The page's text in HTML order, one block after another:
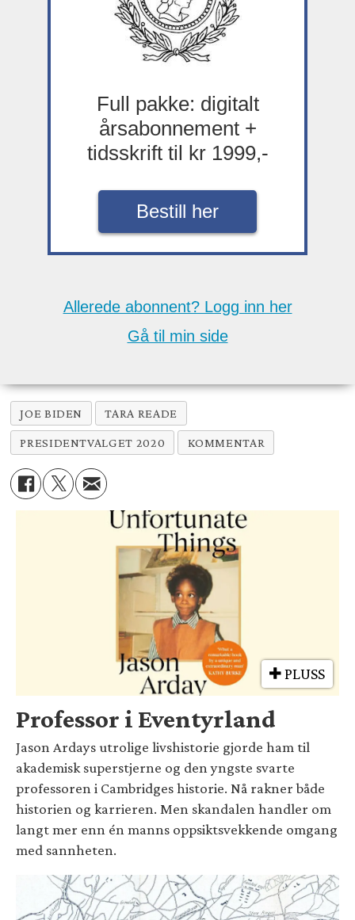
Full pakke: digitalt
årsabonnement +
tidsskrift til kr 1999,-
Bestill her
Allerede abonnent? Logg inn her
Gå til min side
JOE BIDEN TARA READE
PRESIDENTVALGET 2020 KOMMENTAR
PLUSS
Professor i Eventyrland
Jason Ardays utrolige livshistorie gjorde ham til
akademisk superstjerne og den yngste svarte
professoren i Cambridges historie. Nå rakner både
historien og karrieren. Men skandalen handler om
langt mer enn én manns oppsiktsvekkende omgang
med sannheten.